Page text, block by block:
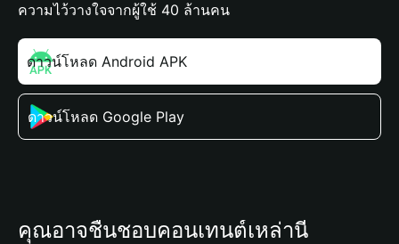
ความไว้วางใจจากผู้ใช้ 40 ล้านคน
ดาวน์โหลด Android APK
ดาวน์โหลด Google Play
คุณอาจชื่นชอบคอนเทนต์เหล่านี้